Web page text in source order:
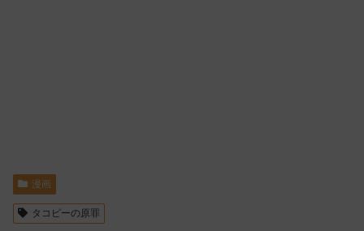
漫画
タコピーの原罪